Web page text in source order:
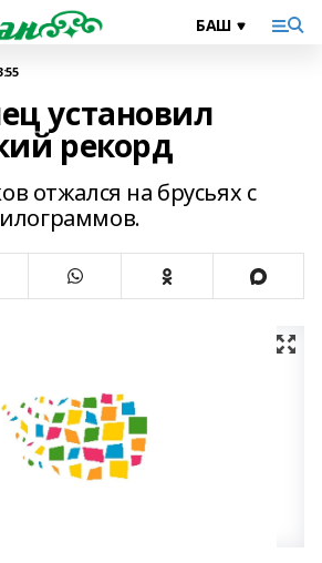
установил
рекорд
отжался на брусьях с